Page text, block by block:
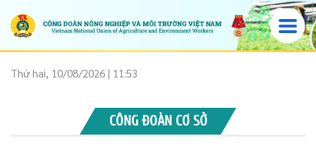
Thứ hai, 10/08/2026 | 11:53
CÔNG ĐOÀN CƠ SỞ